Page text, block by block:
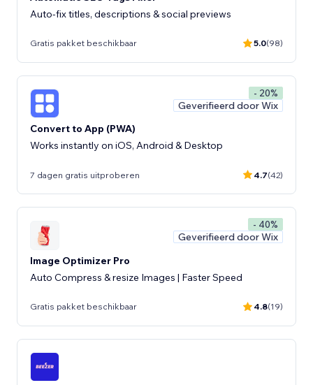
Auto-fix titles, descriptions & social previews
Gratis pakket beschikbaar 5.0(98)
- 20%
Geverifieerd door Wix
Convert to App (PWA)
Works instantly on iOS, Android & Desktop
7 dagen gratis uitproberen 4.7(42)
- 40%
Geverifieerd door Wix
Image Optimizer Pro
Auto Compress & resize Images | Faster Speed
Gratis pakket beschikbaar 4.8(19)